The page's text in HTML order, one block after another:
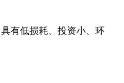
有低损耗、投资小、环